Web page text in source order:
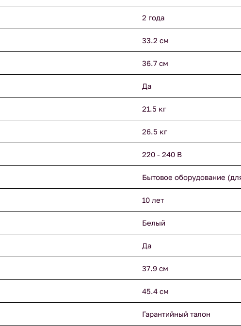
2 года
33.2 см
36.7 см
Да
21.5 кг
26.5 кг
220 - 240 В
Бытовое оборудование
10 лет
Белый
Да
37.9 см
45.4 см
Гарантийный талон